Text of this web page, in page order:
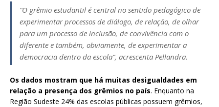
“O grêmio estudantil é central no sentido pedagógico de
experimentar processos de diálogo, de relação, de olhar
para um processo de inclusão, de convivência com o
diferente e também, obviamente, de experimentar a
democracia dentro da escola”, acrescenta Pellandra.
Os dados mostram que há muitas desigualdades em
relação a presença dos grêmios no país. Enquanto na
Região Sudeste 24% das escolas públicas possuem grêmios,